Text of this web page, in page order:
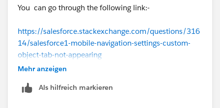
You can go through the following link:-
https://salesforce.stackexchange.com/questions/316
14/salesforce1-mobile-navigation-settings-custom-
object-tab-not-appearing
id=9063A000000lGMcQAM
Mehr anzeigen
Als hilfreich markieren